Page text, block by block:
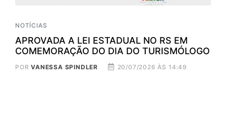
A LEI ESTADUAL NO RS EM
DO DIA DO TURISMÓLOGO
VANESSA SPINDLER 20/07/2026 ÀS 14:49